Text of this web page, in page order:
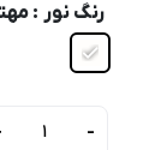
رنگ نور :
-